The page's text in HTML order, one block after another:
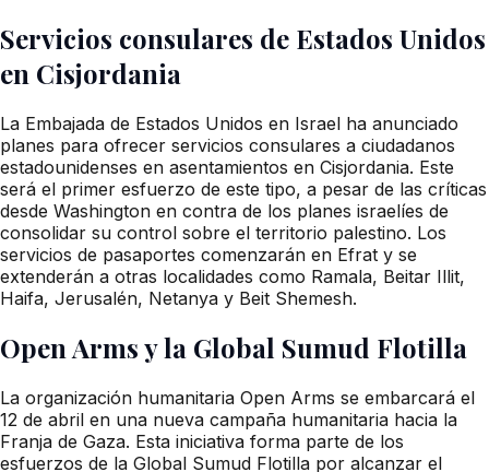
Servicios consulares de Estados Unidos
en Cisjordania
La Embajada de Estados Unidos en Israel ha anunciado
planes para ofrecer servicios consulares a ciudadanos
estadounidenses en asentamientos en Cisjordania. Este
será el primer esfuerzo de este tipo, a pesar de las críticas
desde Washington en contra de los planes israelíes de
consolidar su control sobre el territorio palestino. Los
servicios de pasaportes comenzarán en Efrat y se
extenderán a otras localidades como Ramala, Beitar Illit,
Haifa, Jerusalén, Netanya y Beit Shemesh.
Open Arms y la Global Sumud Flotilla
La organización humanitaria Open Arms se embarcará el
12 de abril en una nueva campaña humanitaria hacia la
Franja de Gaza. Esta iniciativa forma parte de los
esfuerzos de la Global Sumud Flotilla por alcanzar el